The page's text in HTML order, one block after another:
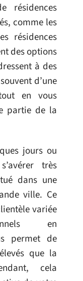
résidences
comme les
résidences
des options
à des
d’une
en vous
partie de la
jours ou
très
dans une
ville. Ce
variée
en
permet de
que la
cela